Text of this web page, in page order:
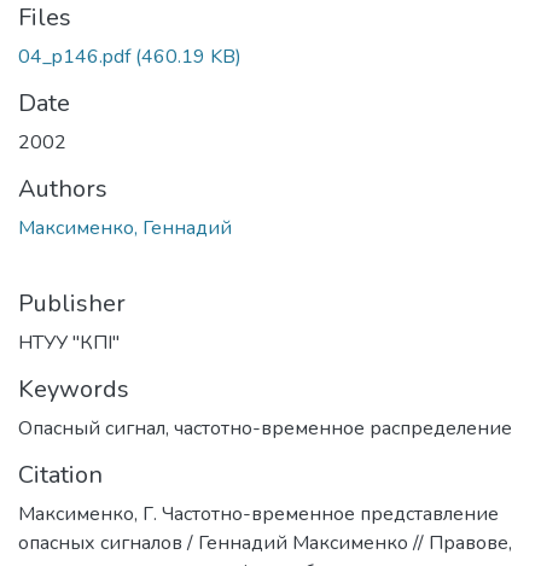
Files
04_p146.pdf(460.19 KB)
Date
2002
Authors
Максименко, Геннадий
Publisher
НТУУ "КПІ"
Keywords
Опасный сигнал, частотно-временное распределение
Citation
Максименко, Г. Частотно-временное представление
опасных сигналов / Геннадий Максименко // Правове,